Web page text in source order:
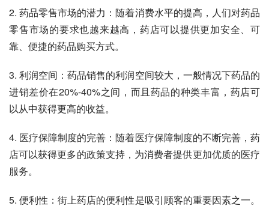
2. 药品零售市场的潜力：随着消费水平的提高，人们对药品
零售市场的要求也越来越高，药店可以提供更加安全、可
靠、便捷的药品购买方式。
3. 利润空间：药品销售的利润空间较大，一般情况下药品的
进销差价在20%-40%之间，而且药品的种类丰富，药店可
以从中获得更高的收益。
4. 医疗保障制度的完善：随着医疗保障制度的不断完善，药
店可以获得更多的政策支持，为消费者提供更加优质的医疗
服务。
5. 便利性：街上药店的便利性是吸引顾客的重要因素之一。